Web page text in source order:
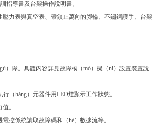
指導書及台架操作說明書。
力表與真空表、帶鎖止萬向的腳輪、不鏽鋼護手、台架
）障。具體內容詳見故障模（mó）擬（nǐ）設置裝置說
（háng）元器件用LED燈顯示工作狀態。
。
控係統讀取故障碼和（hé）數據流等。